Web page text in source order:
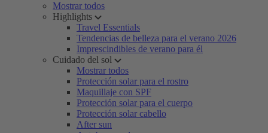
Mostrar todos
Highlights
Travel Essentials
Tendencias de belleza para el verano 2026
Imprescindibles de verano para él
Cuidado del sol
Mostrar todos
Protección solar para el rostro
Maquillaje con SPF
Protección solar para el cuerpo
Protección solar cabello
After sun